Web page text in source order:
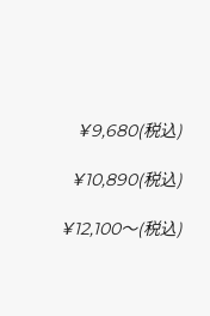
￥9,680(税込)
￥10,890(税込)
￥12,100〜(税込)